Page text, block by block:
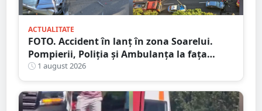
ACTUALITATE
FOTO. Accident în lanț în zona Soarelui.
Pompierii, Poliția și Ambulanța la fața
locului
1 august 2026